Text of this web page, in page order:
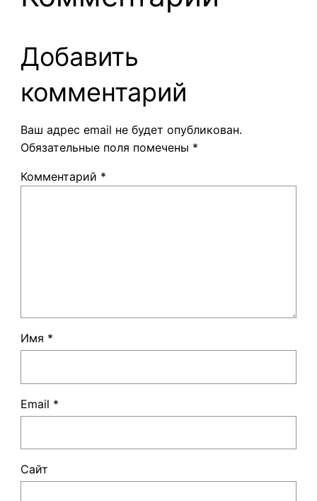
Добавить
комментарий
Ваш адрес email не будет опубликован.
Обязательные поля помечены *
Комментарий *
Имя *
Email *
Сайт